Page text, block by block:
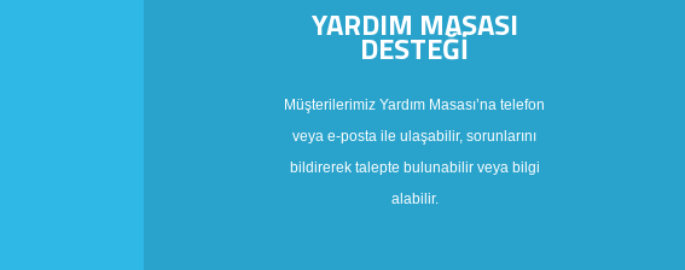
YARDIM MASASI
DESTEĞİ
Müşterilerimiz Yardım Masası’na telefon
veya e-posta ile ulaşabilir, sorunlarını
bildirerek talepte bulunabilir veya bilgi
alabilir.